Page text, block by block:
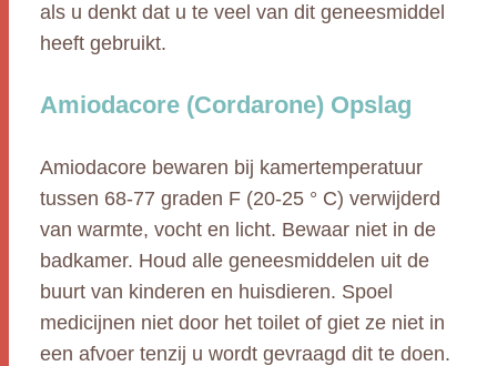
als u denkt dat u te veel van dit geneesmiddel
heeft gebruikt.
Amiodacore (Cordarone) Opslag
Amiodacore bewaren bij kamertemperatuur
tussen 68-77 graden F (20-25 ° C) verwijderd
van warmte, vocht en licht. Bewaar niet in de
badkamer. Houd alle geneesmiddelen uit de
buurt van kinderen en huisdieren. Spoel
medicijnen niet door het toilet of giet ze niet in
een afvoer tenzij u wordt gevraagd dit te doen.